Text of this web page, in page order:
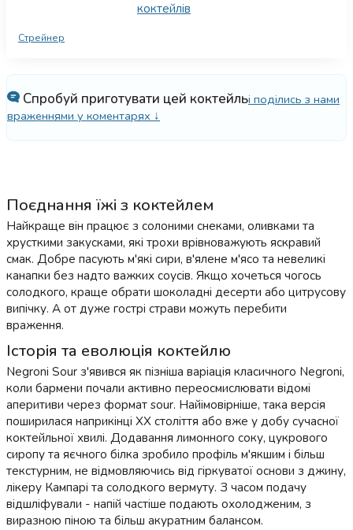
Стрейнер
Спробуй приготувати цей коктейльі поділись з нами
враженнями у коментарях ↓
Поєднання їжі з коктейлем
Найкраще він працює з солоними снеками, оливками та
хрусткими закусками, які трохи врівноважують яскравий
смак. Добре пасують м'які сири, в'ялене м'ясо та невеликі
канапки без надто важких соусів. Якщо хочеться чогось
солодкого, краще обрати шоколадні десерти або цитрусову
випічку. А от дуже гострі страви можуть перебити
враження.
Історія та еволюція коктейлю
Negroni Sour з'явився як пізніша варіація класичного Negroni,
коли бармени почали активно переосмислювати відомі
аперитиви через формат sour. Найімовірніше, така версія
поширилася наприкінці XX століття або вже у добу сучасної
коктейльної хвилі. Додавання лимонного соку, цукрового
сиропу та яєчного білка зробило профіль м'якшим і більш
текстурним, не відмовляючись від гіркуватої основи з джину,
лікеру Кампарі та солодкого вермуту. З часом подачу
відшліфували - напій частіше подають охолодженим, з
виразною піною та більш акуратним балансом.